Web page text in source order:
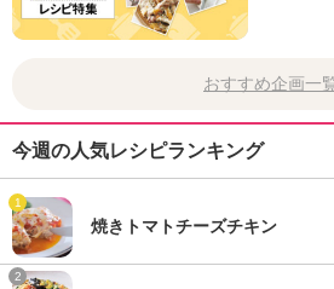
おすすめ企画一
今週の人気レシピランキング
1
焼きトマトチーズチキン
2